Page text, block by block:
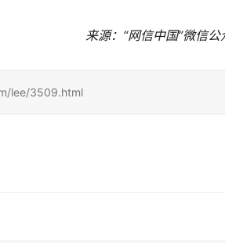
来源：“网信中国”微信公
lee/3509.html